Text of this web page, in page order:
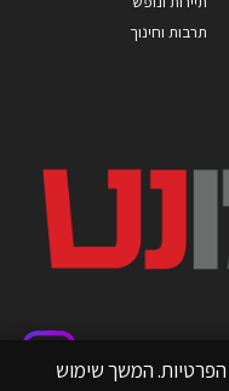
תרבות וחינוך
המשך שימוש